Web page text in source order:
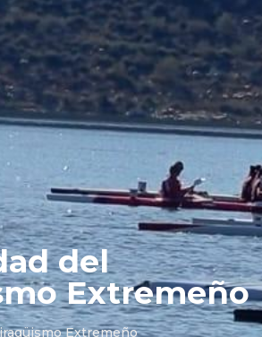
del
Extremeño
Extremeño